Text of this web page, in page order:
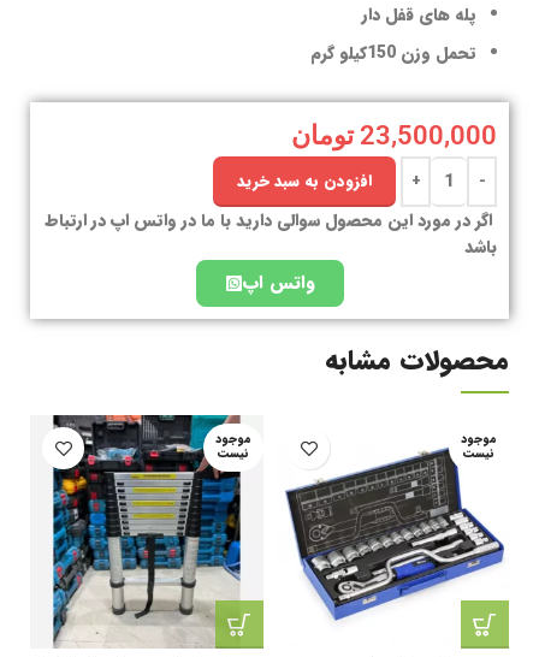
پله های قفل دار
تحمل وزن 150کیلو گرم
23,500,000 تومان
افزودن به سبد خرید
اگر در مورد این محصول سوالی دارید با ما در واتس اپ در ارتباط
باشد
واتس اپ
محصولات مشابه
موجود
نیست
موجود
نیست